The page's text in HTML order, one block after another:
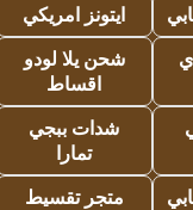
ايتونز امريكي
شحن يلا لودو
اقساط
شدات ببجي
تمارا
متجر تقسيط